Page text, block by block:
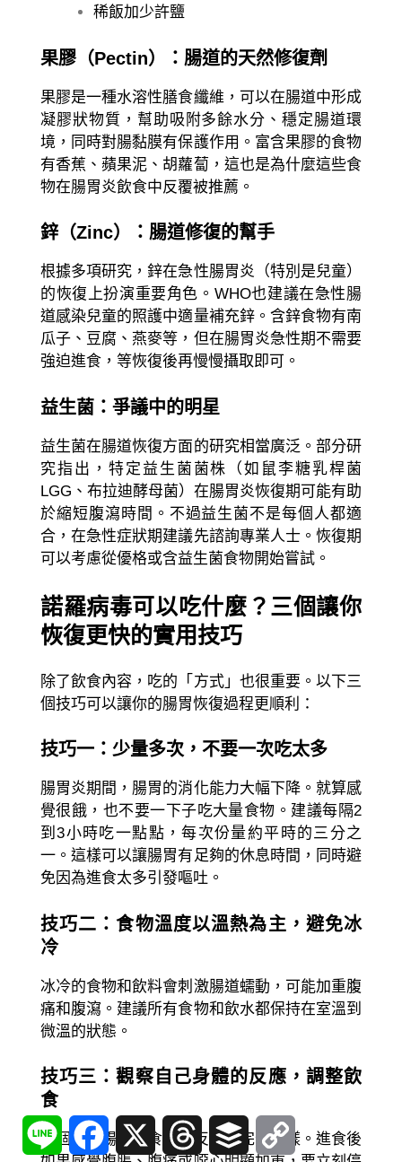
稀飯加少許鹽
果膠（Pectin）：腸道的天然修復劑
果膠是一種水溶性膳食纖維，可以在腸道中形成
凝膠狀物質，幫助吸附多餘水分、穩定腸道環
境，同時對腸黏膜有保護作用。富含果膠的食物
有香蕉、蘋果泥、胡蘿蔔，這也是為什麼這些食
物在腸胃炎飲食中反覆被推薦。
鋅（Zinc）：腸道修復的幫手
根據多項研究，鋅在急性腸胃炎（特別是兒童）
的恢復上扮演重要角色。WHO也建議在急性腸
道感染兒童的照護中適量補充鋅。含鋅食物有南
瓜子、豆腐、燕麥等，但在腸胃炎急性期不需要
強迫進食，等恢復後再慢慢攝取即可。
益生菌：爭議中的明星
益生菌在腸道恢復方面的研究相當廣泛。部分研
究指出，特定益生菌菌株（如鼠李糖乳桿菌
LGG、布拉迪酵母菌）在腸胃炎恢復期可能有助
於縮短腹瀉時間。不過益生菌不是每個人都適
合，在急性症狀期建議先諮詢專業人士。恢復期
可以考慮從優格或含益生菌食物開始嘗試。
諾羅病毒可以吃什麼？三個讓你
恢復更快的實用技巧
除了飲食內容，吃的「方式」也很重要。以下三
個技巧可以讓你的腸胃恢復過程更順利：
技巧一：少量多次，不要一次吃太多
腸胃炎期間，腸胃的消化能力大幅下降。就算感
覺很餓，也不要一下子吃大量食物。建議每隔2
到3小時吃一點點，每次份量約平時的三分之
一。這樣可以讓腸胃有足夠的休息時間，同時避
免因為進食太多引發嘔吐。
技巧二：食物溫度以溫熱為主，避免冰
冷
冰冷的食物和飲料會刺激腸道蠕動，可能加重腹
痛和腹瀉。建議所有食物和飲水都保持在室溫到
微溫的狀態。
技巧三：觀察自己身體的反應，調整飲
食
每個人的腸胃對食物的反應不完全一樣。進食後
Line FacebookX Threads Buffer
Link